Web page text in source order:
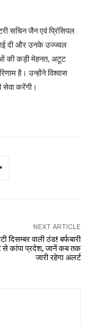
सचिन जैन एवं प्रिंसिपल
दी और उनके उज्ज्वल
की कड़ी मेहनत, अटूट
है। उन्होंने विश्वास
सेवा करेंगी।
NEXT ARTICLE
दिसम्बर वाली ठंड! बर्फबारी
से कांपा प्रदेश, जानें कब तक
जारी रहेगा अलर्ट